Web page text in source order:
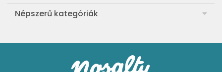
Aranygaluska
Egyszerű krumplifőzelék
Klasszikus madártej
Paradicsom és paprika eltevése télre
Paradicsomos húsgombóc
Paradicsomos flat tart leveles tésztából
Legfinomabb főtt kukorica
Bang bang kukorica
Szójás-vajas grillkukoricák
Népszerű kategóriák